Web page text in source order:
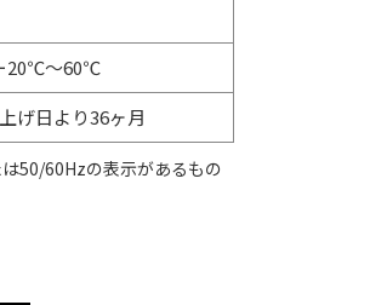
20℃～60℃
げ日より36ヶ月
50/60Hzの表示があるもの